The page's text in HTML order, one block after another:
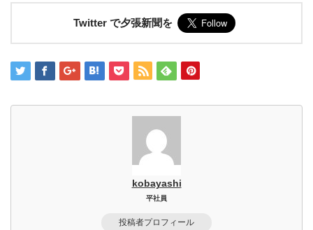
Twitter で夕張新聞を
kobayashi
平社員
投稿者プロフィール